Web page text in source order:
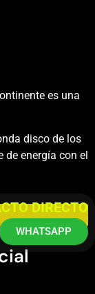
es una
disco de los
energía con el
DIRECTO
WHATSAPP